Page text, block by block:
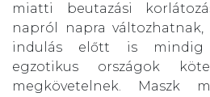
miatti beutazási
napról napra
indulás előtt is mindig
egzotikus országok
megkövetelnek. Maszk